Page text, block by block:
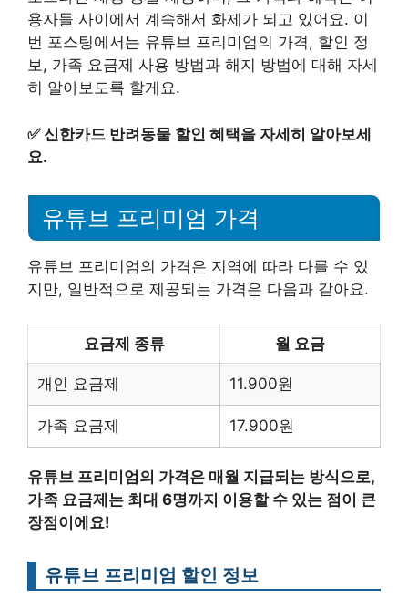
용자들 사이에서 계속해서 화제가 되고 있어요. 이
번 포스팅에서는 유튜브 프리미엄의 가격, 할인 정
보, 가족 요금제 사용 방법과 해지 방법에 대해 자세
히 알아보도록 할게요.
✅신한카드 반려동물 할인 혜택을 자세히 알아보세
요.
유튜브 프리미엄 가격
유튜브 프리미엄의 가격은 지역에 따라 다를 수 있
지만, 일반적으로 제공되는 가격은 다음과 같아요.
요금제 종류 월 요금
개인 요금제 11.900원
가족 요금제 17.900원
유튜브 프리미엄의 가격은 매월 지급되는 방식으로,
가족 요금제는 최대 6명까지 이용할 수 있는 점이 큰
장점이에요!
유튜브 프리미엄 할인 정보